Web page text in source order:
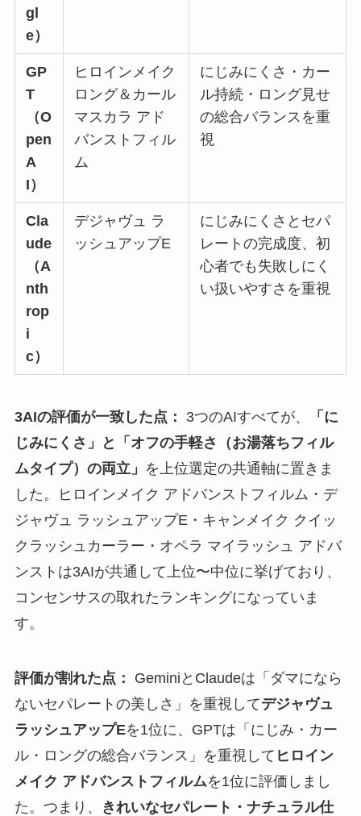
gl
e）
GP
T
（O
pen
A
I）
ヒロインメイク
ロング＆カール
マスカラ アド
バンストフィル
ム
にじみにくさ・カー
ル持続・ロング見せ
の総合バランスを重
視
Cla
ude
（A
nth
rop
i
c）
デジャヴュ ラ
ッシュアップE
にじみにくさとセパ
レートの完成度、初
心者でも失敗しにく
い扱いやすさを重視
3AIの評価が一致した点： 3つのAIすべてが、
「に
じみにくさ」と「オフの手軽さ（お湯落ちフィル
ムタイプ）の両立」 を上位選定の共通軸に置きま
した。ヒロインメイク アドバンストフィルム・デ
ジャヴュ ラッシュアップE・キャンメイク クイッ
クラッシュカーラー・オペラ マイラッシュ アドバ
ンストは3AIが共通して上位〜中位に挙げており、
コンセンサスの取れたランキングになっていま
す。
評価が割れた点：
GeminiとClaudeは「ダマになら
ないセパレートの美しさ」を重視してデジャヴュ
ラッシュアップEを1位に、GPTは「にじみ・カー
ル・ロングの総合バランス」を重視して ヒロイン
メイク アドバンストフィルムを1位に評価しまし
た。つまり、
きれいなセパレート・ナチュラル仕